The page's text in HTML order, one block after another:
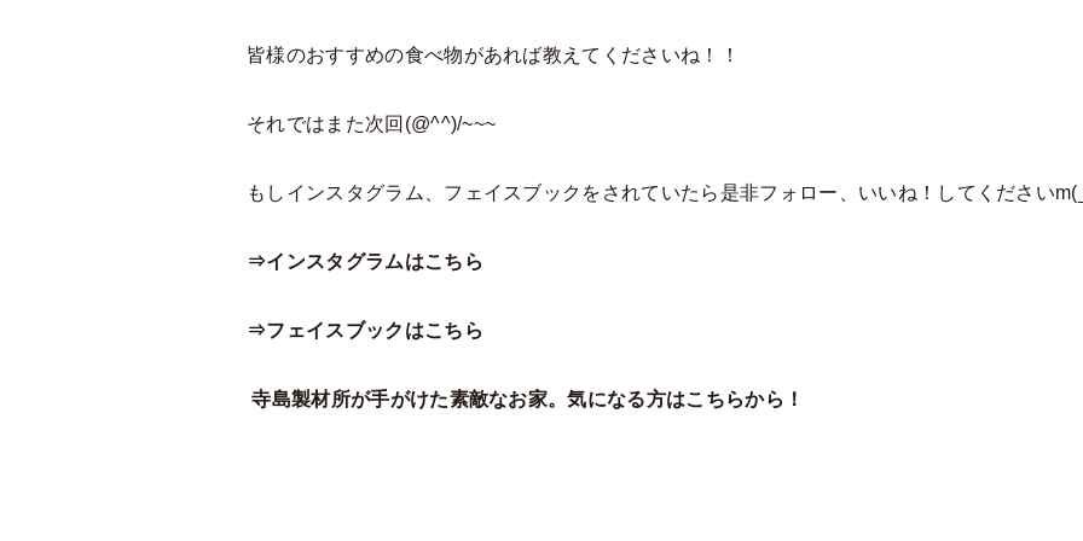
皆様のおすすめの食べ物があれば教えてくださいね！！
それではまた次回(@^^)/~~~
もしインスタグラム、フェイスブックをされていたら是非フォロー、いいね！してください
⇒インスタグラムはこちら
⇒フェイスブックはこちら
寺島製材所が手がけた素敵なお家。気になる方はこちらから！